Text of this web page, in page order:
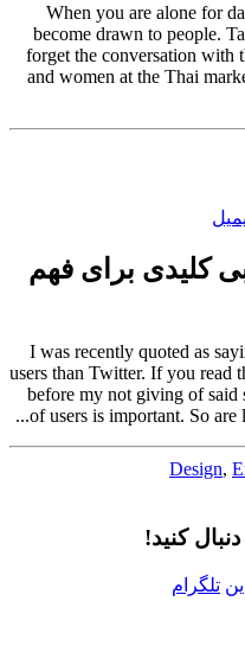
When you are alone for
become drawn to people.
forget the conversation with
and women at the Thai
ایمیل
کلیدی برای فهم
I was recently quoted as
users than Twitter. If you read
before my not giving of said
of users is important. So are
Design,
کنید!
تلگرام